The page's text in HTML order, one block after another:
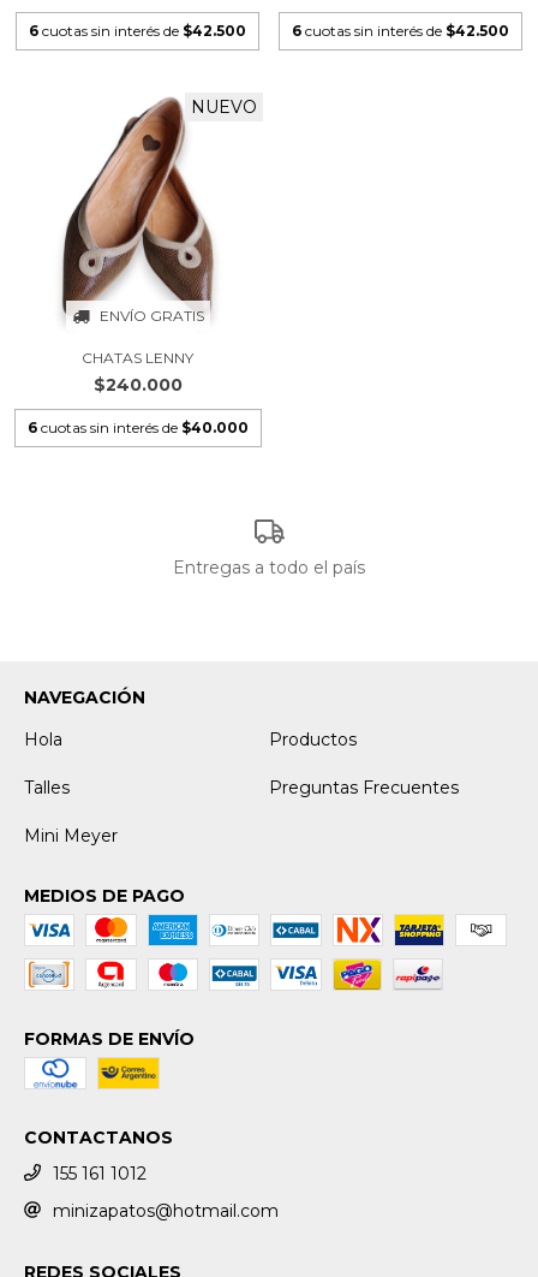
6 cuotas sin interés de $42.500 6 cuotas sin interés de $42.500
ENVÍO GRATIS
NUEVO
CHATAS LENNY
$240.000
6 cuotas sin interés de $40.000
Entregas a todo el país
NAVEGACIÓN
Hola
Productos
Talles Preguntas Frecuentes
Mini Meyer
MEDIOS DE PAGO
FORMAS DE ENVÍO
CONTACTANOS
155 161 1012
minizapatos@hotmail.com
REDES SOCIALES